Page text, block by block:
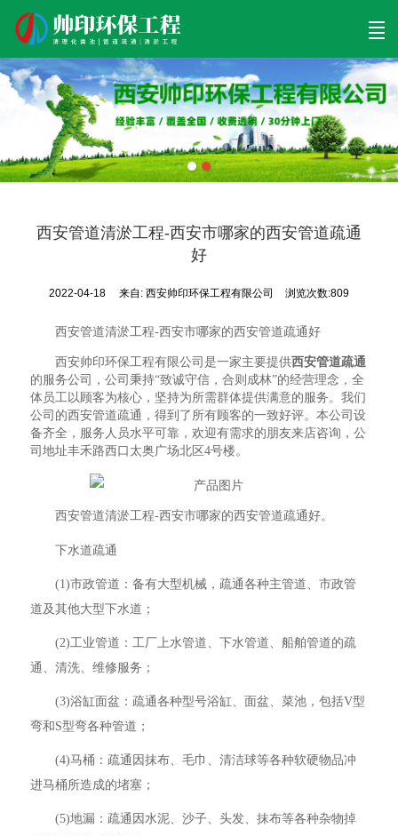
首页 清理工程 清淤工程 污泥工程 清淤检测
西安管道清淤工程-西安市哪家的西安管道疏通
好
2022-04-18 来自:西安帅印环保工程有限公司 浏览次数:809
西安管道清淤工程-西安市哪家的西安管道疏通好
西安帅印环保工程有限公司是一家主要提供西安管道疏通
的服务公司，公司秉持“致诚守信，合则成林”的经营理念，全
体员工以顾客为核心，坚持为所需群体提供满意的服务。我们
公司的西安管道疏通，得到了所有顾客的一致好评。本公司设
备齐全，服务人员水平可靠，欢迎有需求的朋友来店咨询，公
司地址丰禾路西口太奥广场北区4号楼。
西安管道清淤工程-西安市哪家的西安管道疏通好。
下水道疏通
(1)市政管道：备有大型机械，疏通各种主管道、市政管
道及其他大型下水道；
(2)工业管道：工厂上水管道、下水管道、船舶管道的疏
通、清洗、维修服务；
(3)浴缸面盆：疏通各种型号浴缸、面盆、菜池，包括V型
弯和S型弯各种管道；
(4)马桶：疏通因抹布、毛巾、清洁球等各种软硬物品冲
进马桶所造成的堵塞；
(5)地漏：疏通因水泥、沙子、头发、抹布等各种杂物掉